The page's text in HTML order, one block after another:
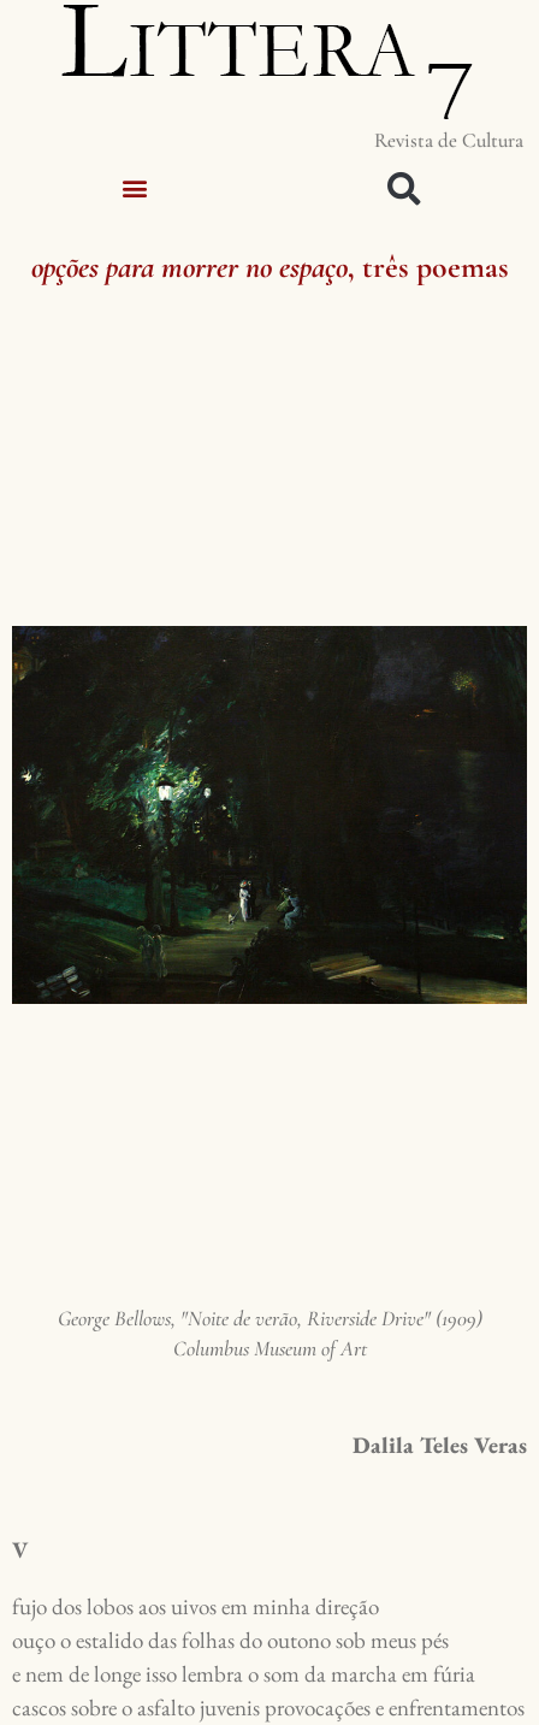
Revista de Cultura
opções para morrer no espaço, três poemas
George Bellows, "Noite de verão, Riverside Drive" (1909)
Columbus Museum of Art
Dalila Teles Veras
V
fujo dos lobos aos uivos em minha direção
ouço o estalido das folhas do outono sob meus pés
e nem de longe isso lembra o som da marcha em fúria
cascos sobre o asfalto juvenis provocações e enfrentamentos